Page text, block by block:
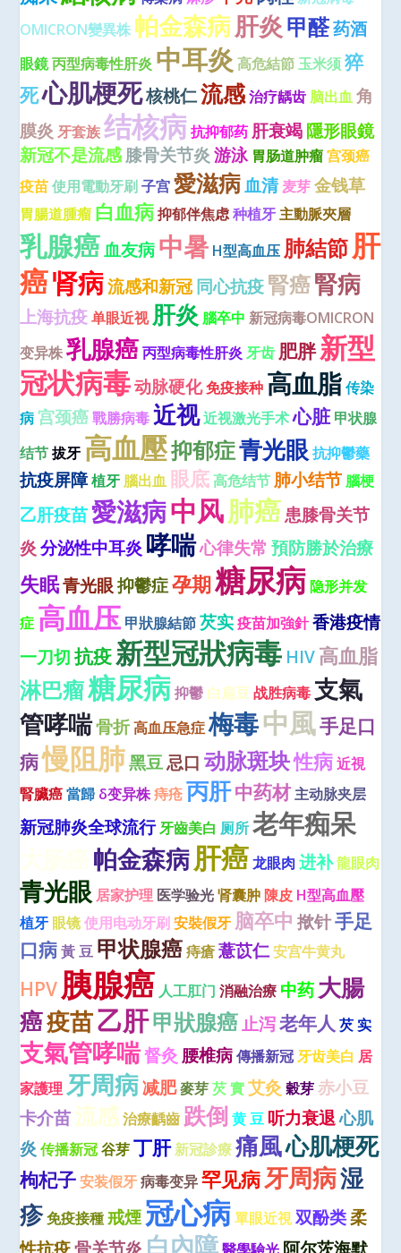
OMICRON變異株 帕金森病肝炎甲醛药酒
眼鏡丙型病毒性肝炎 中耳炎 高危結節 玉米须 猝
死心肌梗死核桃仁流感 治疗龋齿 脑出血 角
膜炎 牙套族 结核病 抗抑郁药 肝衰竭隱形眼鏡
新冠不是流感膝骨关节炎 游泳 胃肠道肿瘤 宫颈癌
疫苗 使用電動牙刷 子宫 愛滋病血清 麦芽 金钱草
胃腸道腫瘤 白血病 抑郁伴焦虑种植牙 主動脈夾層
乳腺癌血友病中暑 H型高血压 肺結節肝
癌肾病流感和新冠同心抗疫腎癌腎病
上海抗疫 单眼近视 肝炎 腦卒中 新冠病毒OMICRON
变异株 乳腺癌 丙型病毒性肝炎 牙齿 肥胖新型
冠状病毒动脉硬化免疫接种 高血脂 传染
病 宫颈癌 戰勝病毒 近视近视激光手术 心脏 甲状腺
结节 拔牙 高血壓抑郁症青光眼 抗抑鬱藥
抗疫屏障植牙 腦出血 眼底 高危结节 肺小结节 腦梗
乙肝疫苗愛滋病中风肺癌患膝骨关节
炎 分泌性中耳炎 哮喘心律失常 預防勝於治療
失眠青光眼抑鬱症孕期糖尿病 隐形并发
症 高血压 甲狀腺結節 芡实 疫苗加強針香港疫情
一刀切 抗疫新型冠狀病毒 HIV高血脂
淋巴瘤糖尿病 抑鬱 白扁豆 战胜病毒 支氣
管哮喘骨折 高血压急症 梅毒中風手足口
病慢阻肺黑豆忌口 动脉斑块性病 近視
腎臟癌 當歸 δ变异株痔疮 丙肝中药材主动脉夹层
新冠肺炎全球流行牙齒美白 厕所 老年痴呆
帕金森病肝癌 龙眼肉 进补龍眼肉
青光眼 居家护理 医学验光 肾囊肿 陳皮 H型高血壓
植牙 眼镜 使用电动牙刷 安裝假牙 脑卒中 揿针手足
口病 黃 豆 甲状腺癌 痔瘡 薏苡仁安宫牛黄丸
HPV 胰腺癌 人工肛门 消融治療 中药大腸
癌疫苗乙肝甲狀腺癌止泻老年人 芡 实
支氣管哮喘督灸 腰椎病 傳播新冠 牙齿美白 居
家護理 牙周病减肥麥芽 芡 實 艾灸 穀芽 赤小豆
卡介苗流感 治療齲齒 跌倒 黄 豆 听力衰退心肌
炎 传播新冠 谷芽 丁肝新冠診療 痛風心肌梗死
枸杞子 安装假牙 病毒变异 罕见病牙周病湿
疹免疫接種 戒煙冠心病 單眼近視 双酚类柔
性抗疫骨关节炎 白內障 阿尔茨海默